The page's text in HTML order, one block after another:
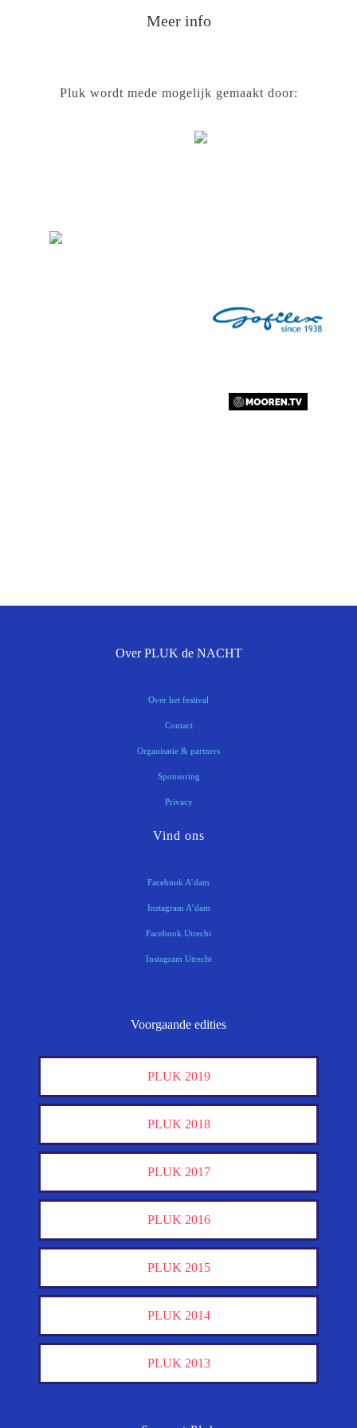
Meer info
Pluk wordt mede mogelijk gemaakt door:
Over PLUK de NACHT
Over het festival
Contact
Organisatie & partners
Sponsoring
Privacy
Vind ons
Facebook A’dam
Instagram A’dam
Facebook Utrecht
Instagram Utrecht
Voorgaande edities
PLUK 2019
PLUK 2018
PLUK 2017
PLUK 2016
PLUK 2015
PLUK 2014
PLUK 2013